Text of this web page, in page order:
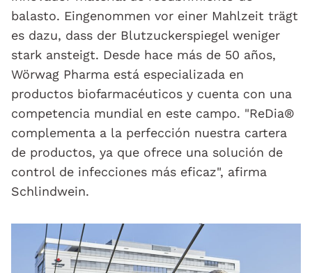
balasto. Eingenommen vor einer Mahlzeit trägt
es dazu, dass der Blutzuckerspiegel weniger
stark ansteigt. Desde hace más de 50 años,
Wörwag Pharma está especializada en
productos biofarmacéuticos y cuenta con una
competencia mundial en este campo. "ReDia®
complementa a la perfección nuestra cartera
de productos, ya que ofrece una solución de
control de infecciones más eficaz", afirma
Schlindwein.